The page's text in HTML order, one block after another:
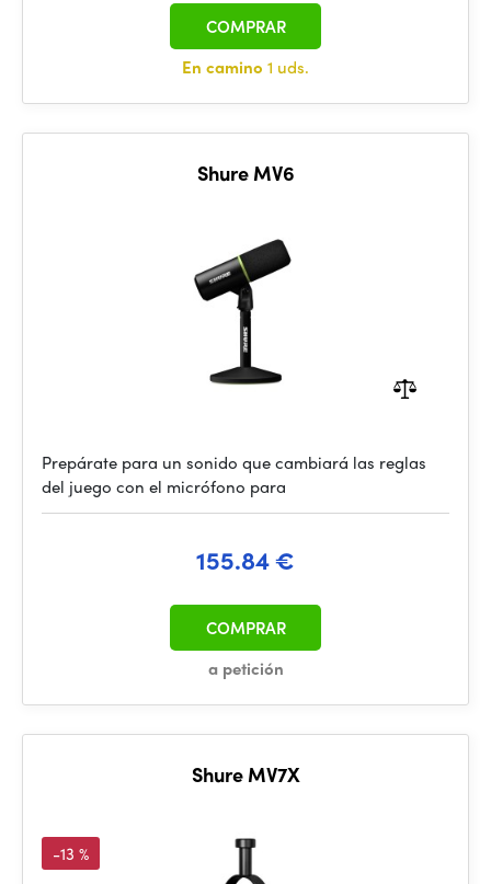
En camino 1 uds.
COMPRAR
Shure MV6
Prepárate para un sonido que cambiará las reglas
del juego con el micrófono para
155.84 €
a petición
COMPRAR
Shure MV7X
-13 %